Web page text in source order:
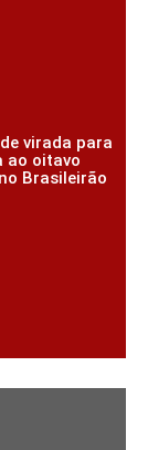
virada para
ao oitavo
Brasileirão